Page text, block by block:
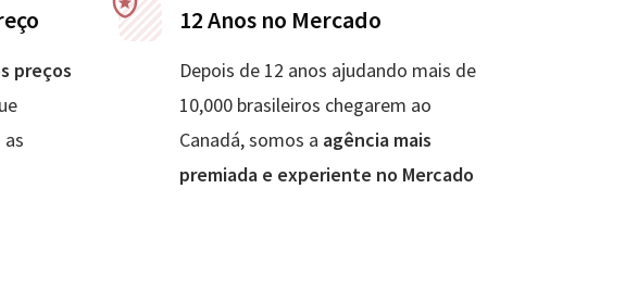
preços
12 Anos no Mercado
Depois de 12 anos ajudando mais de
10,000 brasileiros chegarem ao
Canadá, somos a agência mais
premiada e experiente no Mercado